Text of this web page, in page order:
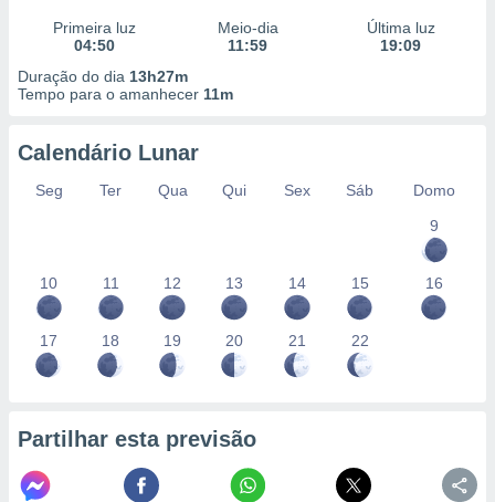
Primeira luz
04:50
Meio-dia
11:59
Última luz
19:09
Duração do dia 13h27m
Tempo para o amanhecer 11m
Calendário Lunar
Seg Ter Qua Qui Sex Sáb
Domo
9
10 11 12 13 14 15 16
17 18 19 20 21 22
Partilhar esta previsão